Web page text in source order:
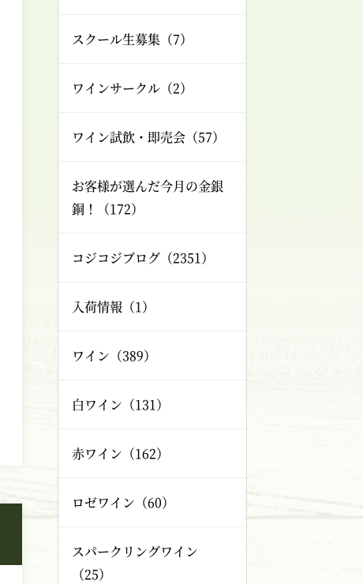
スクール生募集（7）
ワインサークル（2）
ワイン試飲・即売会（57）
お客様が選んだ今月の金銀
銅！（172）
コジコジブログ（2351）
入荷情報（1）
ワイン（389）
白ワイン（131）
赤ワイン（162）
ロゼワイン（60）
スパークリングワイン
（25）